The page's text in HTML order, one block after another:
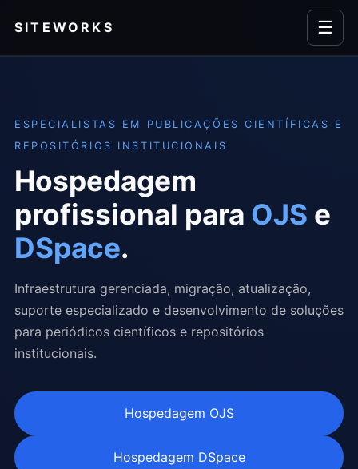
SITEWORKS ☰
ESPECIALISTAS EM PUBLICAÇÕES CIENTÍFICAS E
REPOSITÓRIOS INSTITUCIONAIS
Hospedagem
profissional para OJS e
DSpace.
Infraestrutura gerenciada, migração, atualização,
suporte especializado e desenvolvimento de soluções
para periódicos científicos e repositórios
institucionais.
Hospedagem OJS
Hospedagem DSpace